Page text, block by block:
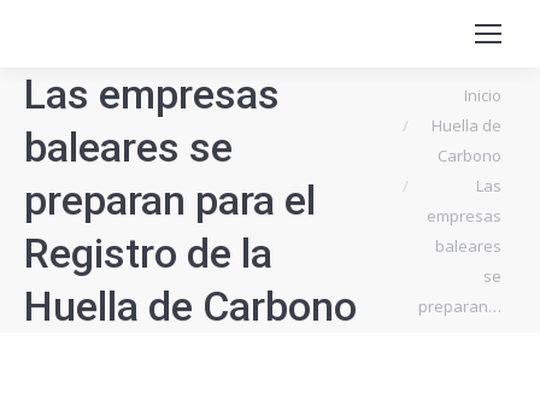
Las empresas
baleares se
preparan para el
Registro de la
Huella de Carbono
Estás aquí:Inicio
Huella de
Carbono
Las
empresas
baleares
se
preparan…